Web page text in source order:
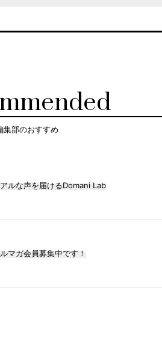
集部のおすすめ
アルな声を届けるDomani Lab
マガ会員募集中です！